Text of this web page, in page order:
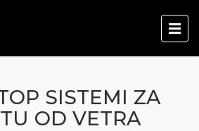
SISTEMI ZA
OD VETRA